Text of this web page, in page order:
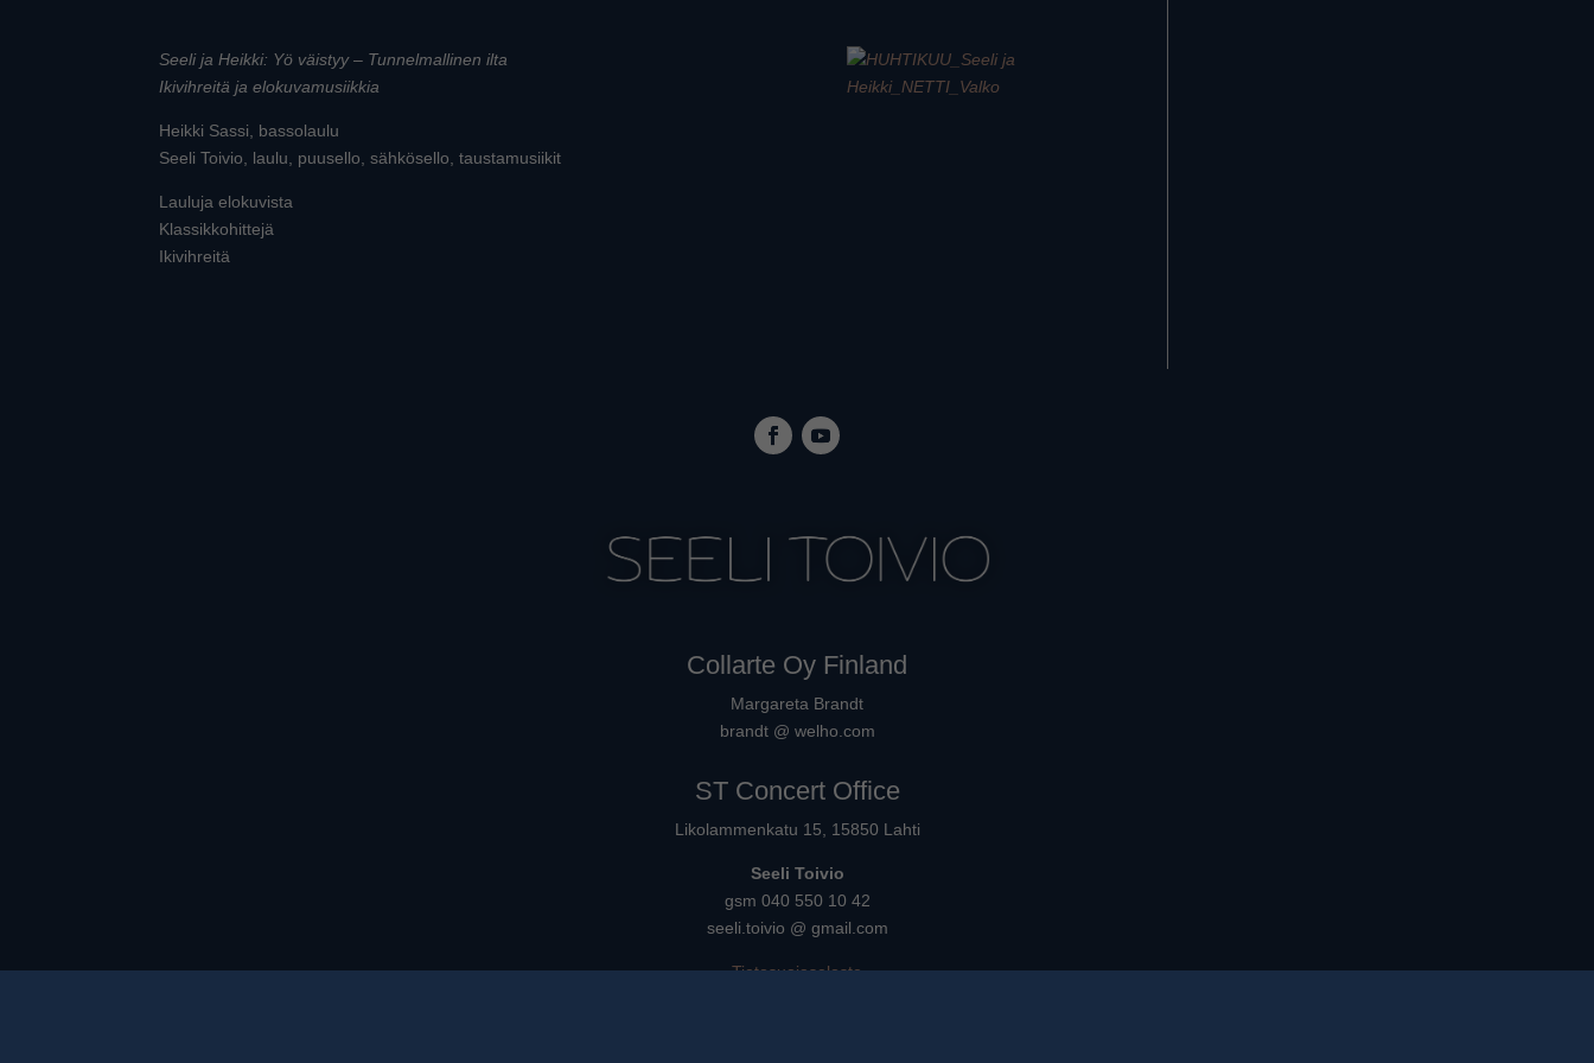
Seeli ja Heikki: Yö väistyy – Tunnelmallinen ilta
Ikivihreitä ja elokuvamusiikkia
Heikki Sassi, bassolaulu
Seeli Toivio, laulu, puusello, sähkösello, taustamusiikit
Lauluja elokuvista
Klassikkohittejä
Ikivihreitä
Collarte Oy Finland
Margareta Brandt
brandt @ welho.com
ST Concert Office
Likolammenkatu 15, 15850 Lahti
Seeli Toivio
gsm 040 550 10 42
seeli.toivio @ gmail.com
Tietosuojaseloste